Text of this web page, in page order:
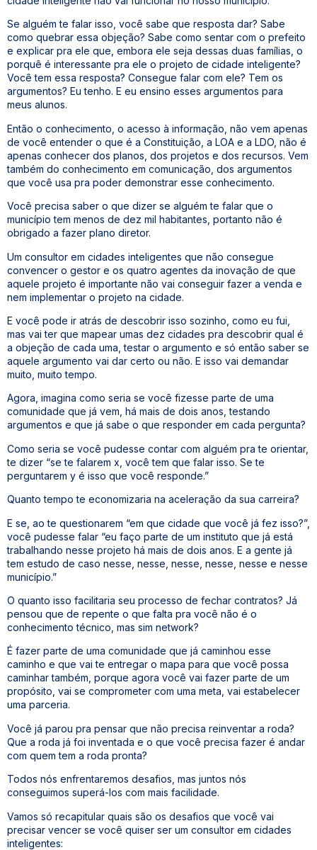
Se alguém te falar isso, você sabe que resposta dar? Sabe
como quebrar essa objeção? Sabe como sentar com o prefeito
e explicar pra ele que, embora ele seja dessas duas famílias, o
porquê é interessante pra ele o projeto de cidade inteligente?
Você tem essa resposta? Consegue falar com ele? Tem os
argumentos? Eu tenho. E eu ensino esses argumentos para
meus alunos.
Então o conhecimento, o acesso à informação, não vem apenas
de você entender o que é a Constituição, a LOA e a LDO, não é
apenas conhecer dos planos, dos projetos e dos recursos. Vem
também do conhecimento em comunicação, dos argumentos
que você usa pra poder demonstrar esse conhecimento.
Você precisa saber o que dizer se alguém te falar que o
município tem menos de dez mil habitantes, portanto não é
obrigado a fazer plano diretor.
Um consultor em cidades inteligentes que não consegue
convencer o gestor e os quatro agentes da inovação de que
aquele projeto é importante não vai conseguir fazer a venda e
nem implementar o projeto na cidade.
E você pode ir atrás de descobrir isso sozinho, como eu fui,
mas vai ter que mapear umas dez cidades pra descobrir qual é
a objeção de cada uma, testar o argumento e só então saber se
aquele argumento vai dar certo ou não. E isso vai demandar
muito, muito tempo.
Agora, imagina como seria se você fizesse parte de uma
comunidade que já vem, há mais de dois anos, testando
argumentos e que já sabe o que responder em cada pergunta?
Como seria se você pudesse contar com alguém pra te orientar,
te dizer “se te falarem x, você tem que falar isso. Se te
perguntarem y é isso que você responde.”
Quanto tempo te economizaria na aceleração da sua carreira?
E se, ao te questionarem “em que cidade que você já fez isso?”,
você pudesse falar “eu faço parte de um instituto que já está
trabalhando nesse projeto há mais de dois anos. E a gente já
tem estudo de caso nesse, nesse, nesse, nesse, nesse e nesse
município.”
O quanto isso facilitaria seu processo de fechar contratos? Já
pensou que de repente o que falta pra você não é o
conhecimento técnico, mas sim network?
É fazer parte de uma comunidade que já caminhou esse
caminho e que vai te entregar o mapa para que você possa
caminhar também, porque agora você vai fazer parte de um
propósito, vai se comprometer com uma meta, vai estabelecer
uma parceria.
Você já parou pra pensar que não precisa reinventar a roda?
Que a roda já foi inventada e o que você precisa fazer é andar
com quem tem a roda pronta?
Todos nós enfrentaremos desafios, mas juntos nós
conseguimos superá-los com mais facilidade.
Vamos só recapitular quais são os desafios que você vai
precisar vencer se você quiser ser um consultor em cidades
inteligentes: